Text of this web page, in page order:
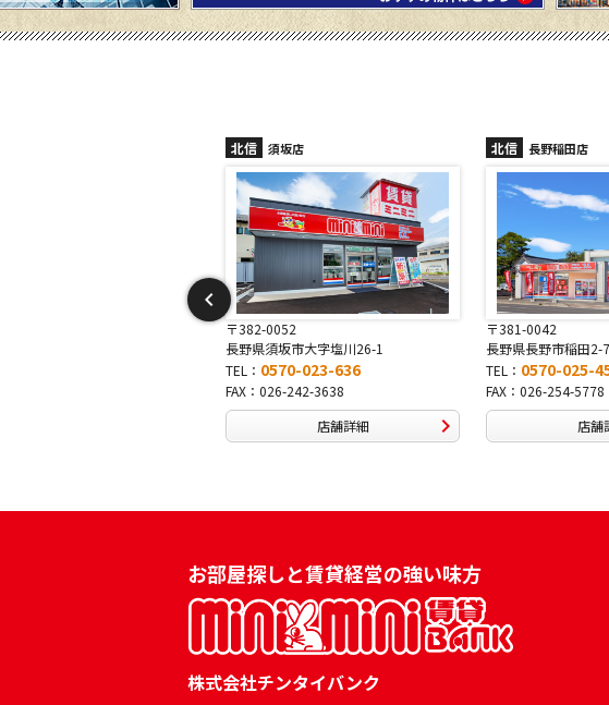
北信 長野稲田店
〒381-0042
長野県長野市稲田2-7-43
TEL：0570-025-457
FAX：026-254-5778
店舗詳細
北信 長野高田店
〒381-0034
長野県長野市高田
TEL：0570-
FAX：026-267-
お部屋探しと賃貸経営の強い味方
株式会社チンタイバンク